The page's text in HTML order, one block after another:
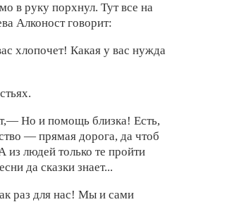
в руку порхнул. Тутвсе на
Алконост говорит:
хлопочет! Какая у вас нужда
Но и помощь близка! Есть,
— прямая дорога, да чтоб
из людей только те пройти
да сказки знает...
раз для нас! Мы и сами